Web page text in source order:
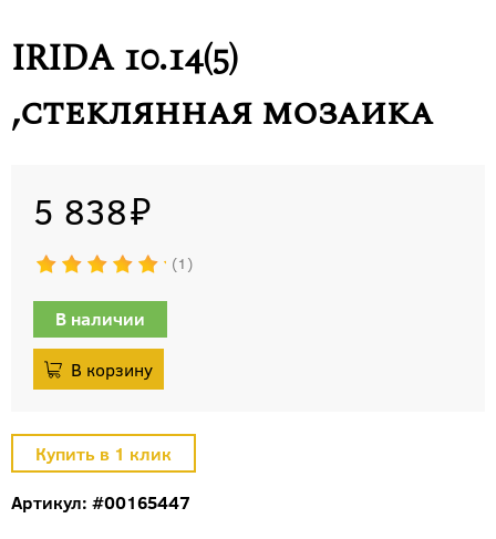
IRIDA 10.14(5)
,стеклянная мозаика
5 838
1
В наличии
Артикул: #00165447